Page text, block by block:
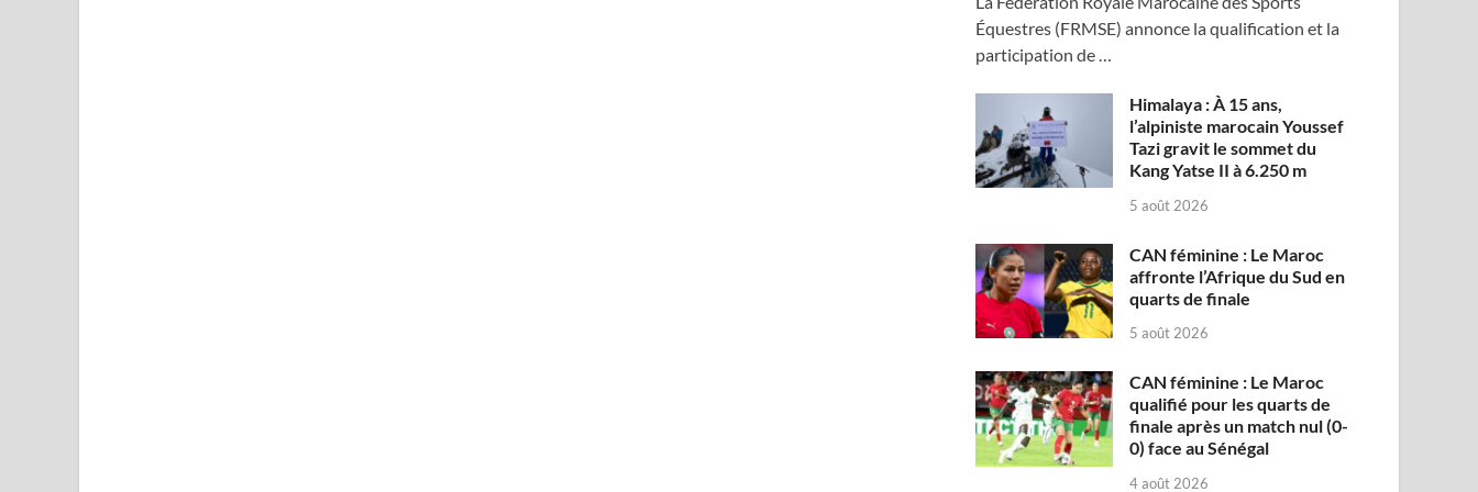
Équestres (FRMSE) annonce la qualification et la
participation de …
Himalaya : À 15 ans,
l’alpiniste marocain Youssef
Tazi gravit le sommet du
Kang Yatse II à 6.250 m
5 août 2026
CAN féminine : Le Maroc
affronte l’Afrique du Sud en
quarts de finale
5 août 2026
CAN féminine : Le Maroc
qualifié pour les quarts de
finale après un match nul (0-
0) face au Sénégal
4 août 2026